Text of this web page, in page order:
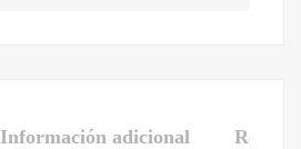
Información adicional